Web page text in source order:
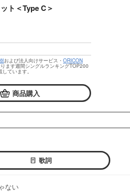
ト＜Type C＞
および法人向けサービス・ ORICON
ます週間シングルランキングTOP200
ています。
商品購入
歌詞
ない